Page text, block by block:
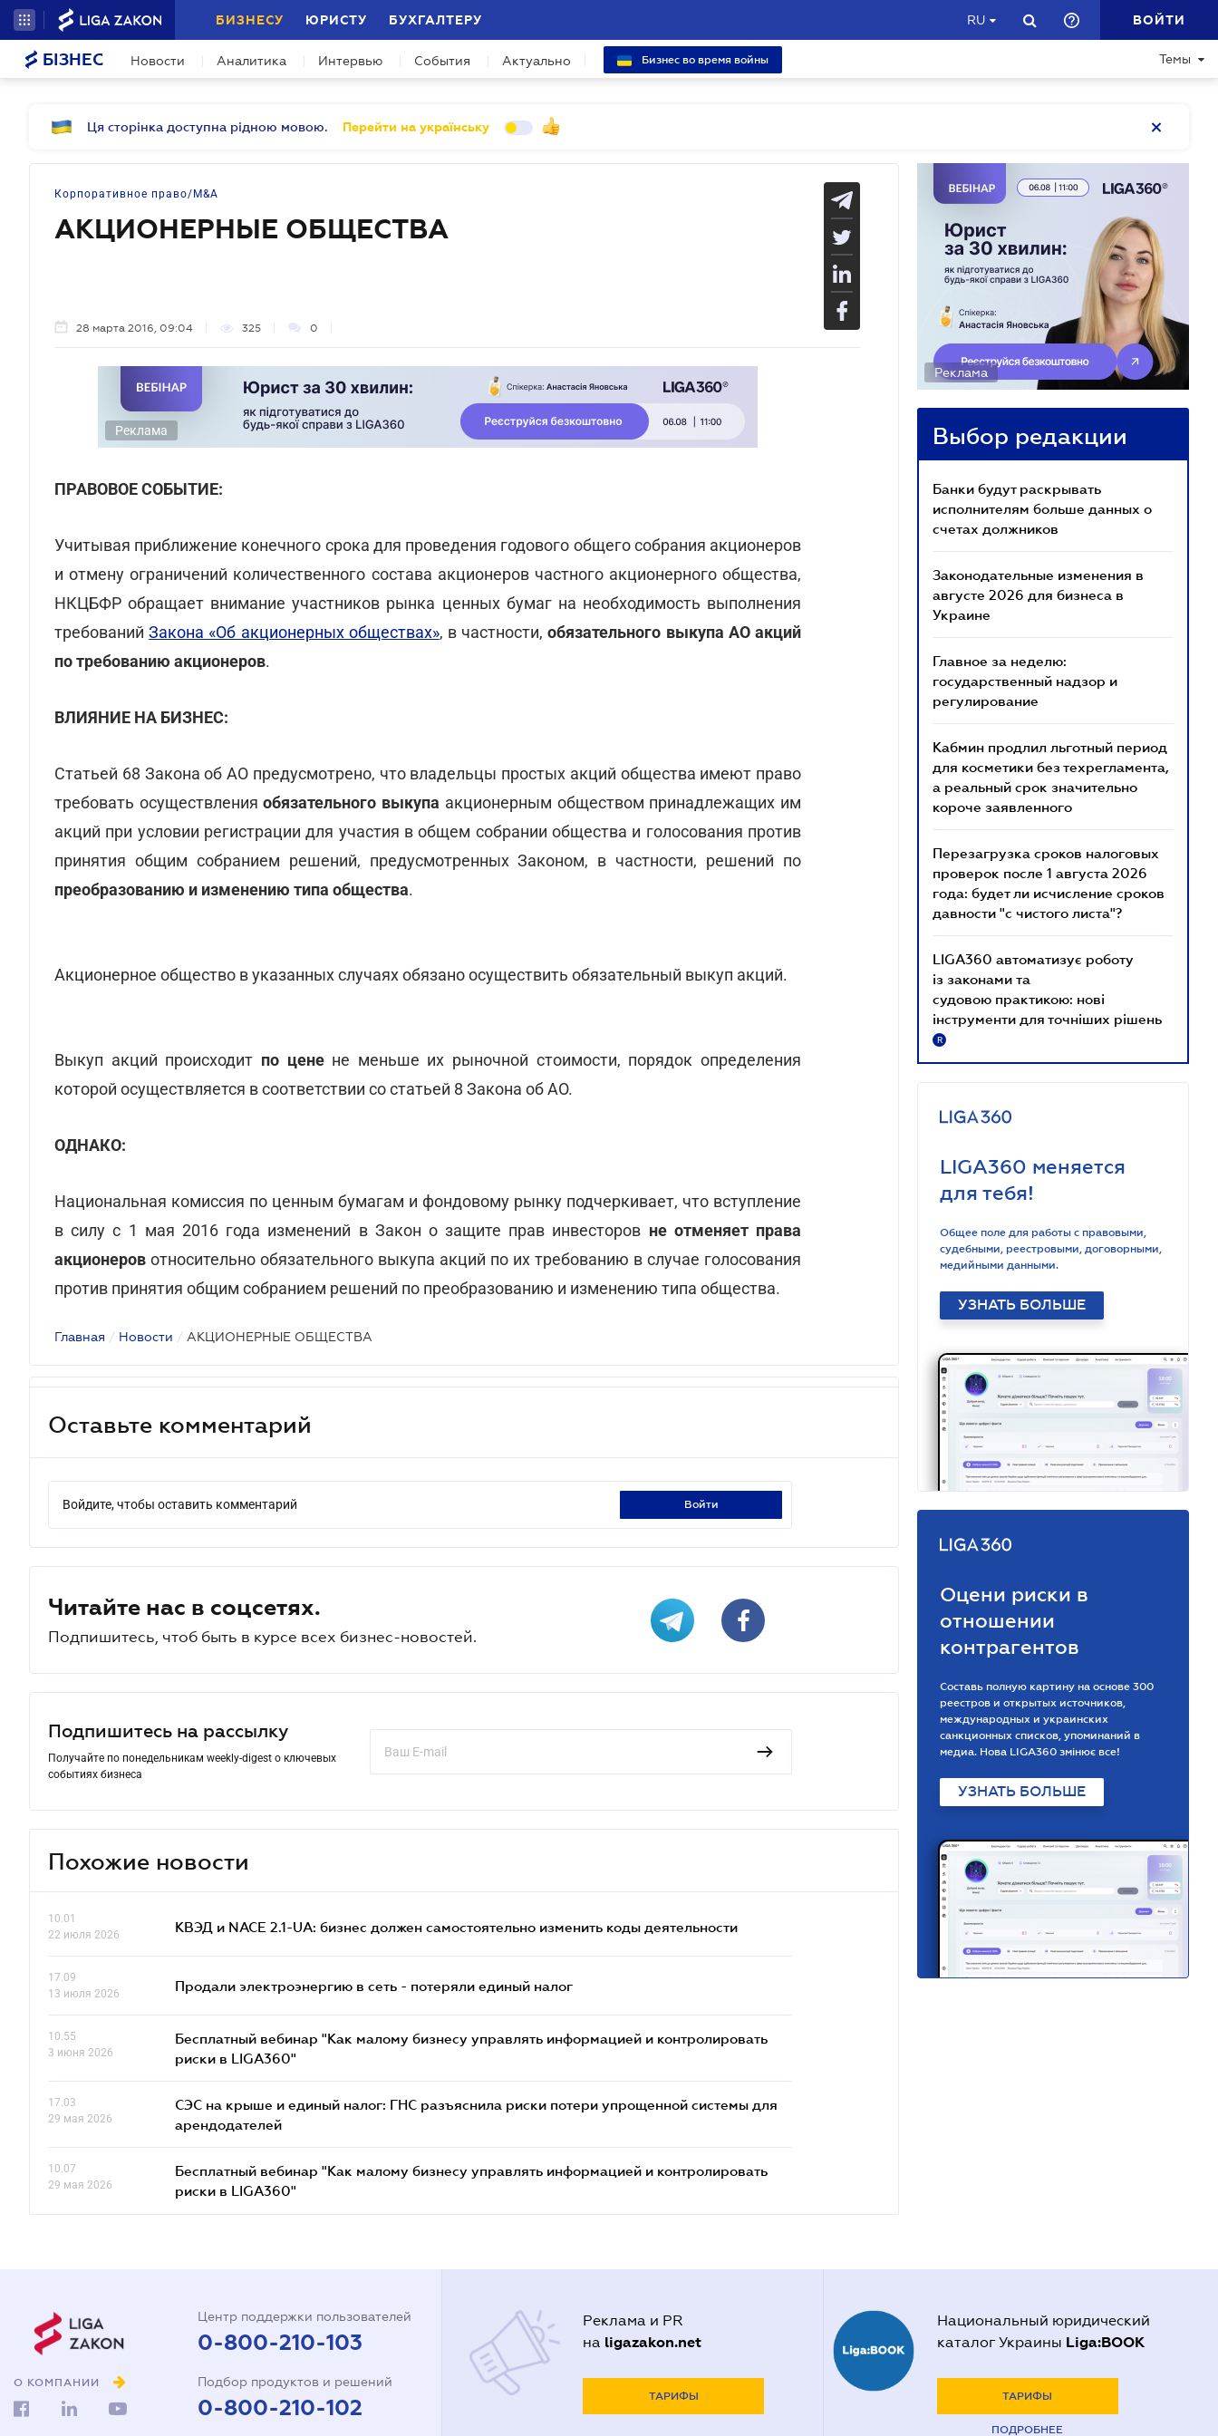
БИЗНЕСУ ЮРИСТУ БУХГАЛТЕРУ RU ВОЙТИ
БІЗНЕС Новости Аналитика Интервью События Актуально Бизнес во время войны Темы
Ця сторінка доступна рідною мовою. Перейти на українську
Корпоративное право/M&A
АКЦИОНЕРНЫЕ ОБЩЕСТВА
28 марта 2016, 09:04 325 0
Реклама
ПРАВОВОЕ СОБЫТИЕ:
Учитывая приближение конечного срока для проведения годового общего собрания акционеров
и отмену ограничений количественного состава акционеров частного акционерного общества,
НКЦБФР обращает внимание участников рынка ценных бумаг на необходимость выполнения
требованийЗакона «Об акционерных обществах», в частности,обязательного выкупа АО акций
по требованию акционеров.
ВЛИЯНИЕ НА БИЗНЕС:
Статьей 68 Закона об АО предусмотрено, что владельцы простых акций общества имеют право
требовать осуществленияобязательного выкупа акционерным обществом принадлежащих им
акций при условии регистрации для участия в общем собрании общества и голосования против
принятия общим собранием решений, предусмотренных Законом, в частности, решений по
преобразованию и изменению типа общества.
Акционерное общество в указанных случаях обязано осуществить обязательный выкуп акций.
Выкуп акций происходит по ценене меньше их рыночной стоимости, порядок определения
которой осуществляется в соответствии со статьей 8 Закона об АО.
ОДНАКО:
Национальная комиссия по ценным бумагам и фондовому рынку подчеркивает, что вступление
в силу с 1 мая 2016 года изменений в Закон о защите прав инвесторов не отменяет права
акционеров относительно обязательного выкупа акций по их требованию в случае голосования
против принятия общим собранием решений по преобразованию и изменению типа общества.
Главная / Новости / АКЦИОНЕРНЫЕ ОБЩЕСТВА
Оставьте комментарий
Войдите, чтобы оставить комментарий войти
Читайте нас в соцсетях.
Подпишитесь, чтоб быть в курсе всех бизнес-новостей.
Подпишитесь на рассылку
Получайте по понедельникам weekly-digest о ключевых
событиях бизнеса
Похожие новости
10.01
22 июля 2026
КВЭД и NACE 2.1-UA: бизнес должен самостоятельно изменить коды деятельности
17.09
13 июля 2026
Продали электроэнергию в сеть - потеряли единый налог
10.55
3 июня 2026
Бесплатный вебинар "Как малому бизнесу управлять информацией и контролировать
риски в LIGA360"
17.03
29 мая 2026
СЭС на крыше и единый налог: ГНС разъяснила риски потери упрощенной системы для
арендодателей
10.07
29 мая 2026
Бесплатный вебинар "Как малому бизнесу управлять информацией и контролировать
риски в LIGA360"
Реклама
Выбор редакции
Банки будут раскрывать
исполнителям больше данных о
счетах должников
Законодательные изменения в
августе 2026 для бизнеса в
Украине
Главное за неделю:
государственный надзор и
регулирование
Кабмин продлил льготный период
для косметики без техрегламента,
а реальный срок значительно
короче заявленного
Перезагрузка сроков налоговых
проверок после 1 августа 2026
года: будет ли исчисление сроков
давности "с чистого листа"?
LIGA360 автоматизує роботу
із законами та
судовою практикою: нові
інструменти для точніших рішень
R
LIGA360 меняется
для тебя!
Общее поле для работы с правовыми,
судебными, реестровыми, договорными,
медийными данными.
УЗНАТЬ БОЛЬШЕ
Оцени риски в
отношении
контрагентов
Составь полную картину на основе 300
реестров и открытых источников,
международных и украинских
санкционных списков, упоминаний в
медиа. Нова LIGA360 змінює все!
УЗНАТЬ БОЛЬШЕ
О КОМПАНИИ
Центр поддержки пользователей
0-800-210-103
Подбор продуктов и решений
0-800-210-102
Реклама и PR
на ligazakon.net
ТАРИФЫ
Национальный юридический
каталог Украины Liga:BOOK
ТАРИФЫ
ПОДРОБНЕЕ